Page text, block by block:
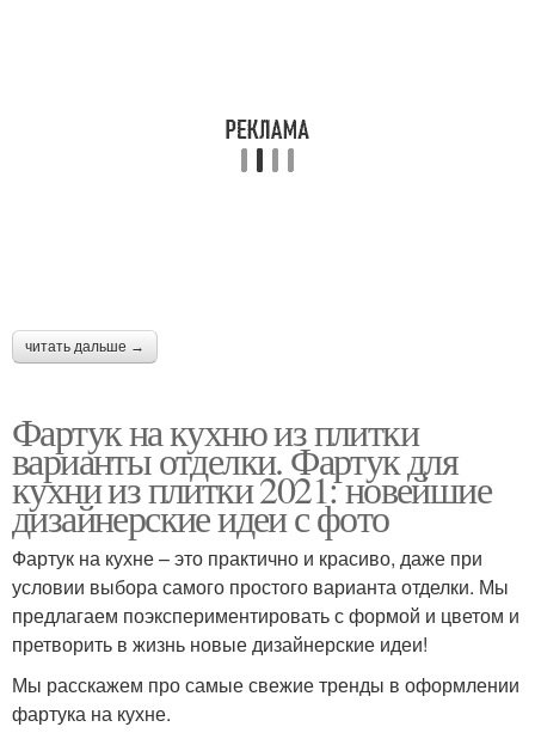
читать дальше →
Фартук на кухню из плитки
варианты отделки. Фартук для
кухни из плитки 2021: новейшие
дизайнерские идеи с фото
Фартук на кухне – это практично и красиво, даже при
условии выбора самого простого варианта отделки. Мы
предлагаем поэкспериментировать с формой и цветом и
претворить в жизнь новые дизайнерские идеи!
Мы расскажем про самые свежие тренды в оформлении
фартука на кухне.